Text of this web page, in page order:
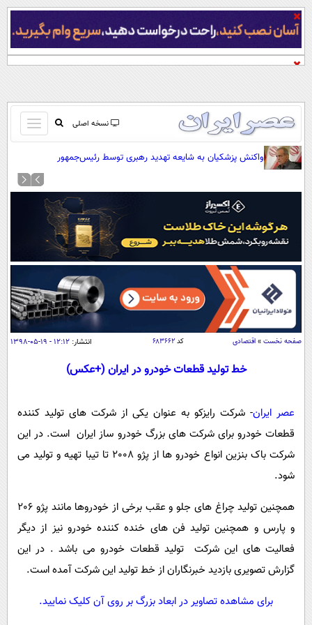
نسخه اصلی
باز
و
کردن
صفحه اول
آرشیو
نظرسنجی
آب و هوا
اوقات شرعی
سواد زندگی
اقتصاد
اقتصادی
جامعه
حوادث
سلامت
بین الملل
سیاست خارجی
فرهنگ و هنر
علم و دانش
علمی
اخبار کریپتو
گوناگون
سرگرمی
باشگاه مغز
فیلم
اقتصاد
سیاست
عصر ایران 2
خواندنی ها و دیدنی ها
داستان کوتاه
آموزش زبان
واکنش پزشکیان به شایعه تهدید رهبری توسط رئیس‌جمهور
صفحه نخست » اقتصادی کد ۶۸۳۶۶۲ انتشار: ۱۲:۱۲ - ۱۹-۰۵-۱۳۹۸
خط تولید قطعات خودرو در ایران (+عکس)
عصر ایران- شرکت رایزکو به عنوان یکی از شرکت های تولید کننده
قطعات خودرو برای شرکت های بزرگ خودرو ساز ایران است. در این
شرکت باک بنزین انواع خودرو ها از پژو 2008 تا تیبا تهیه و تولید می
شود.
همچنین تولید چراغ های جلو و عقب برخی از خودروها مانند پژو 206
و پارس و همچنین تولید فن های خنده کننده خودرو نیز از دیگر
فعالیت های این شرکت تولید قطعات خودرو می باشد . در این
گزارش تصویری بازدید خبرنگاران از خط تولید این شرکت آمده است.
برای مشاهده تصاویر در ابعاد بزرگ بر روی آن کلیک نمایید.